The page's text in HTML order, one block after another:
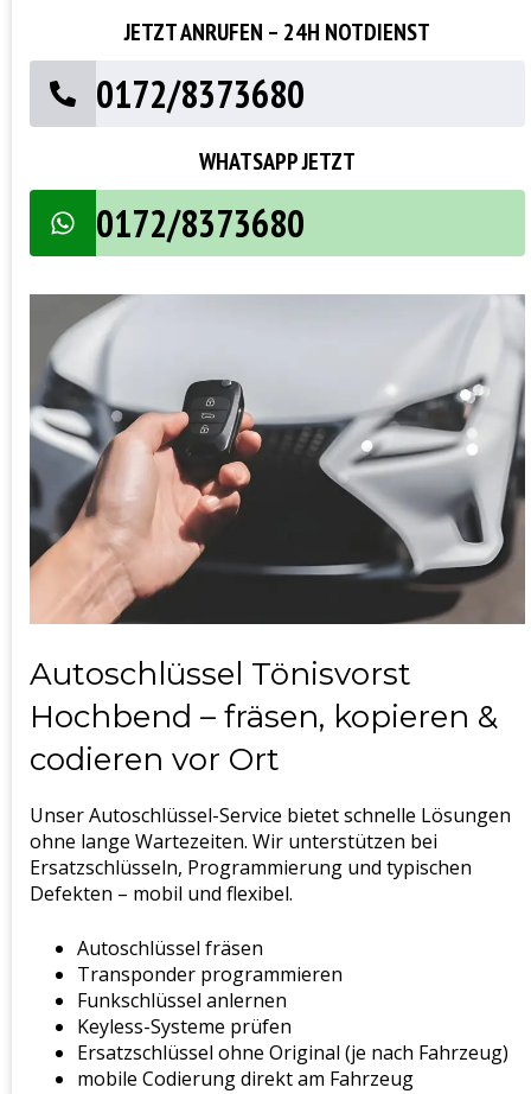
JETZT ANRUFEN – 24H NOTDIENST
0172/8373680
WHATSAPP JETZT
0172/8373680
Autoschlüssel Tönisvorst
Hochbend – fräsen, kopieren &
codieren vor Ort
Unser Autoschlüssel-Service bietet schnelle Lösungen
ohne lange Wartezeiten. Wir unterstützen bei
Ersatzschlüsseln, Programmierung und typischen
Defekten – mobil und flexibel.
Autoschlüssel fräsen
Transponder programmieren
Funkschlüssel anlernen
Keyless-Systeme prüfen
Ersatzschlüssel ohne Original (je nach Fahrzeug)
mobile Codierung direkt am Fahrzeug